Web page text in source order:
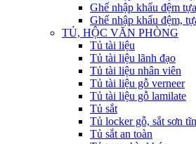
Ghế nhập khẩu đệm
Ghế nhập khẩu đệm,
TỦ, HỘC VĂN PHÒNG
Tủ tài liệu
Tủ tài liệu lãnh đạo
Tủ tài liệu nhân viên
Tủ tài liệu gỗ verneer
Tủ tài liệu gỗ lamilate
Tủ sắt
Tủ locker gỗ, sắt sơn
Tủ sắt an toàn